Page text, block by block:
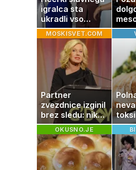
igralca sta
ukradli vso
pozornost
MOSKISVET.COM
Partner
zvezdnice izginil
brez sledu: nikoli
ga niso našli,
nato je prišla še
ena tragedija
to je
jo
OKUSNO.JE